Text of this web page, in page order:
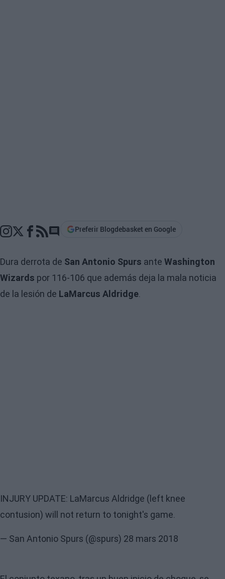
Go to comments section
Preferir Blogdebasket en Google
Dura derrota de San Antonio Spurs ante Washington
Wizards por 116-106 que además deja la mala noticia
de la lesión de LaMarcus Aldridge.
INJURY UPDATE: LaMarcus Aldridge (left knee
contusion) will not return to tonight's game.
— San Antonio Spurs (@spurs) 28 mars 2018